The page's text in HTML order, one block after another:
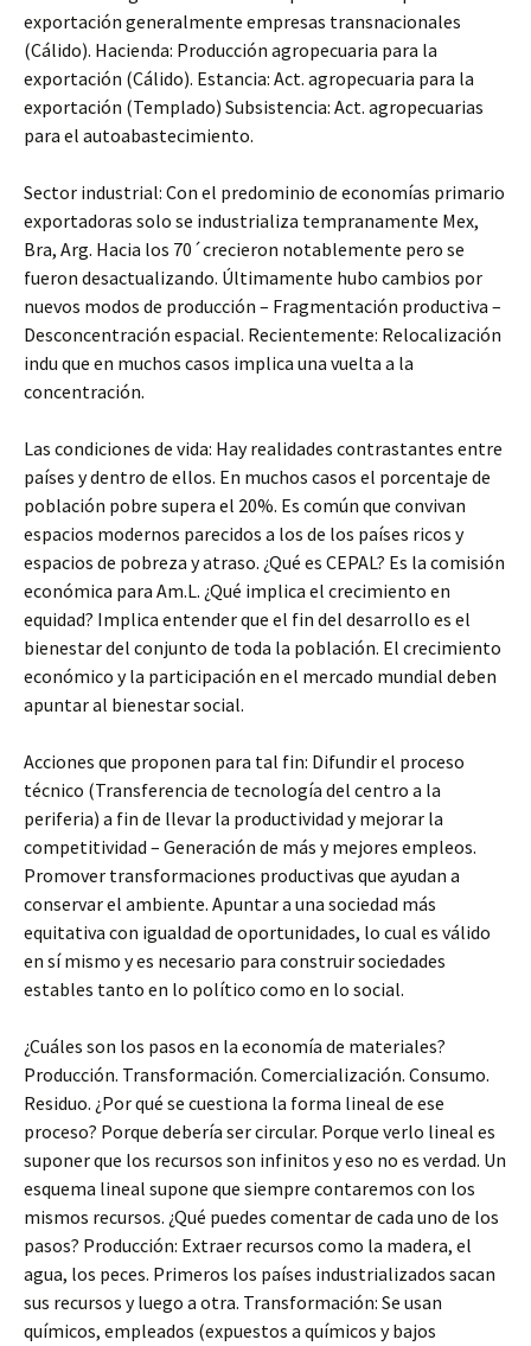
exportación generalmente empresas transnacionales
(Cálido). Hacienda: Producción agropecuaria para la
exportación (Cálido). Estancia: Act. agropecuaria para la
exportación (Templado) Subsistencia: Act. agropecuarias
para el autoabastecimiento.
Sector industrial: Con el predominio de economías primario
exportadoras solo se industrializa tempranamente Mex,
Bra, Arg. Hacia los 70´crecieron notablemente pero se
fueron desactualizando. Últimamente hubo cambios por
nuevos modos de producción – Fragmentación productiva –
Desconcentración espacial. Recientemente: Relocalización
indu que en muchos casos implica una vuelta a la
concentración.
Las condiciones de vida: Hay realidades contrastantes entre
países y dentro de ellos. En muchos casos el porcentaje de
población pobre supera el 20%. Es común que convivan
espacios modernos parecidos a los de los países ricos y
espacios de pobreza y atraso. ¿Qué es CEPAL? Es la comisión
económica para Am.L. ¿Qué implica el crecimiento en
equidad? Implica entender que el fin del desarrollo es el
bienestar del conjunto de toda la población. El crecimiento
económico y la participación en el mercado mundial deben
apuntar al bienestar social.
Acciones que proponen para tal fin: Difundir el proceso
técnico (Transferencia de tecnología del centro a la
periferia) a fin de llevar la productividad y mejorar la
competitividad – Generación de más y mejores empleos.
Promover transformaciones productivas que ayudan a
conservar el ambiente. Apuntar a una sociedad más
equitativa con igualdad de oportunidades, lo cual es válido
en sí mismo y es necesario para construir sociedades
estables tanto en lo político como en lo social.
¿Cuáles son los pasos en la economía de materiales?
Producción. Transformación. Comercialización. Consumo.
Residuo. ¿Por qué se cuestiona la forma lineal de ese
proceso? Porque debería ser circular. Porque verlo lineal es
suponer que los recursos son infinitos y eso no es verdad. Un
esquema lineal supone que siempre contaremos con los
mismos recursos. ¿Qué puedes comentar de cada uno de los
pasos? Producción: Extraer recursos como la madera, el
agua, los peces. Primeros los países industrializados sacan
sus recursos y luego a otra. Transformación: Se usan
químicos, empleados (expuestos a químicos y bajos